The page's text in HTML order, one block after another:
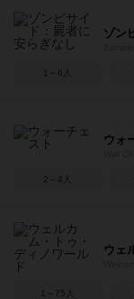
ゾン
1～6人
ウォ
2～4人
ウェ
1～75人